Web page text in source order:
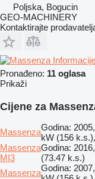
Poljska, Bogucin
GEO-MACHINERY
Kontaktirajte
Pronađeno: 11 oglasa
Prikaži
Cijene za
MassenzaGodina:
kW (156
Massenza
MI3
Godina:
(73.47 k.s.)
MassenzaGodina: